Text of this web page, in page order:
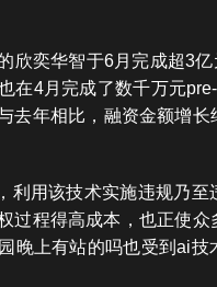
欣奕华智于6月完成超3
在4月完成了数千万元
去年相比，融资金额增
利用该技术实施违规乃
过程得高成本，也正使
晚上有站的吗也受到ai